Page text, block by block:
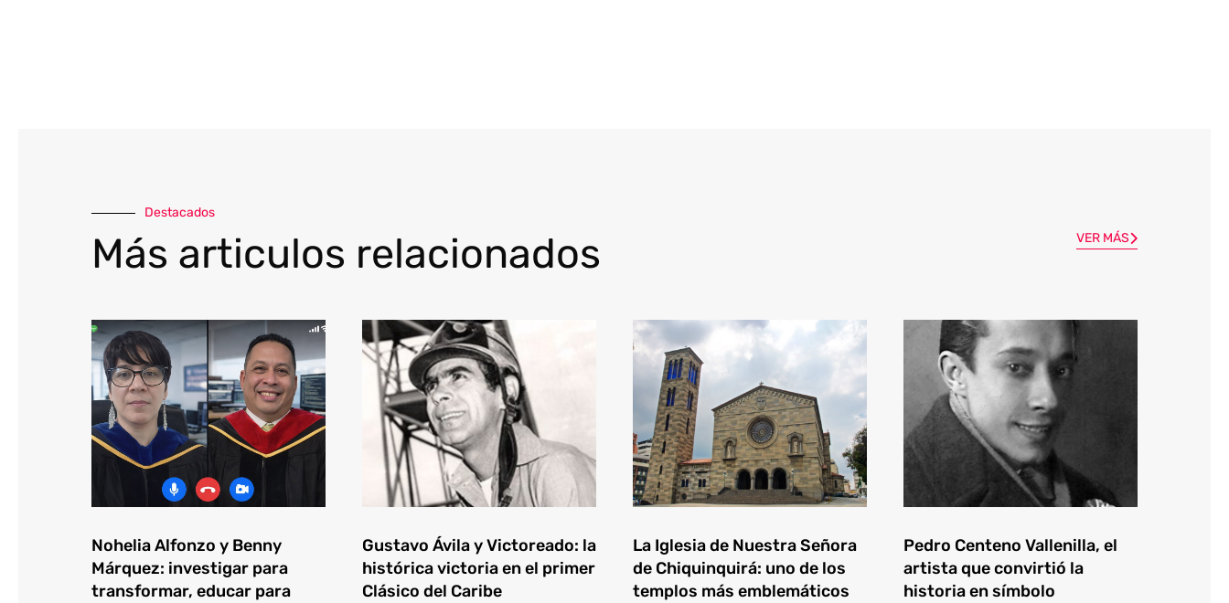
Destacados
Más articulos relacionados VER MÁS
Nohelia Alfonzo y Benny
Márquez: investigar para
transformar, educar para
Gustavo Ávila y Victoreado: la
histórica victoria en el primer
Clásico del Caribe
La Iglesia de Nuestra Señora
de Chiquinquirá: uno de los
templos más emblemáticos
Pedro Centeno Vallenilla, el
artista que convirtió la
historia en símbolo